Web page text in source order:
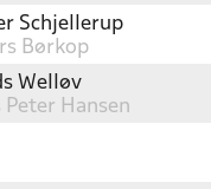
Schjellerup
Børkop
Welløv
Peter Hansen